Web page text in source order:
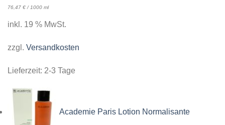
76,47 €/1000 ml
inkl. 19 % MwSt.
zzgl. Versandkosten
Lieferzeit: 2-3 Tage
Academie Paris Lotion Normalisante